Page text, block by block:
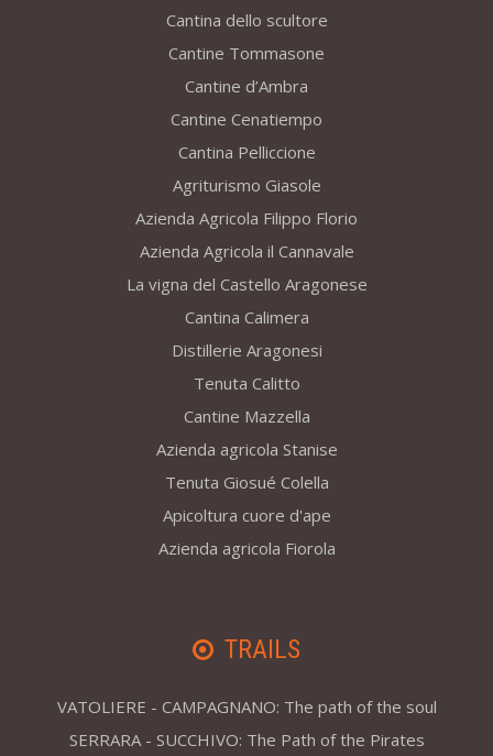
Cantina dello scultore
Cantine Tommasone
Cantine d’Ambra
Cantine Cenatiempo
Cantina Pelliccione
Agriturismo Giasole
Azienda Agricola Filippo Florio
Azienda Agricola il Cannavale
La vigna del Castello Aragonese
Cantina Calimera
Distillerie Aragonesi
Tenuta Calitto
Cantine Mazzella
Azienda agricola Stanise
Tenuta Giosué Colella
Apicoltura cuore d'ape
Azienda agricola Fiorola
TRAILS
VATOLIERE - CAMPAGNANO: The path of the soul
SERRARA - SUCCHIVO: The Path of the Pirates